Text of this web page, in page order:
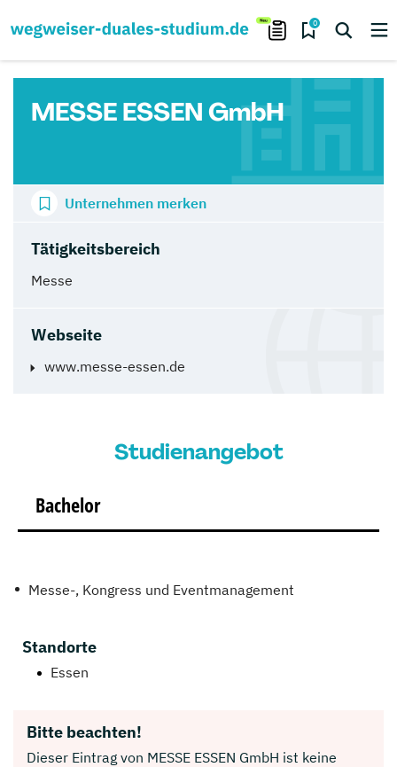
0
MESSE ESSEN GmbH
Tätigkeitsbereich
Messe
Webseite
www.messe-essen.de
Unternehmen merken
Studienangebot
Bachelor
Messe-, Kongress und Eventmanagement
Standorte
Essen
Bitte beachten!
Dieser Eintrag von MESSE ESSEN GmbH ist keine